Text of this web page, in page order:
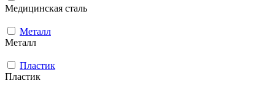
Медицинская сталь
Металл
Металл
Пластик
Пластик